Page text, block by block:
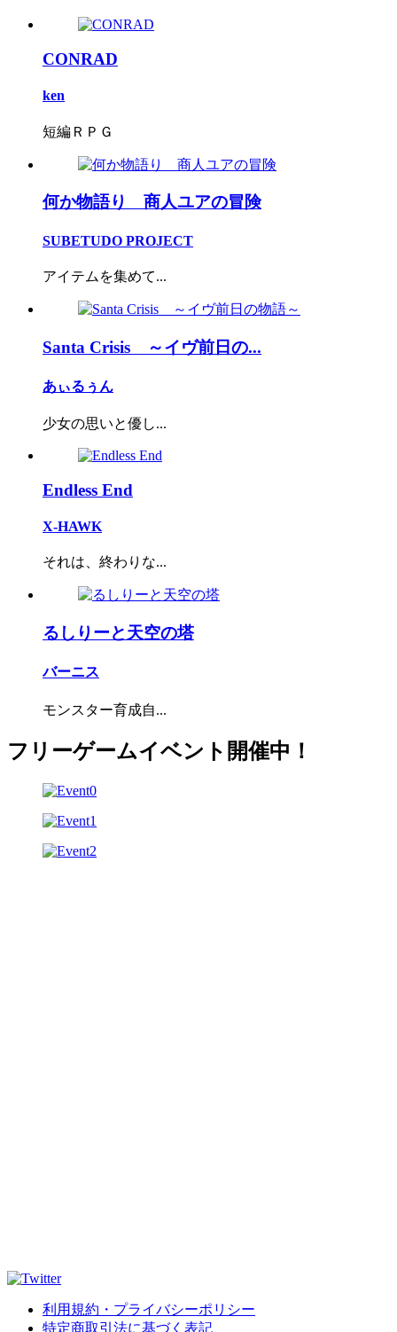
CONRAD
ken
短編ＲＰＧ
何か物語り 商人ユアの冒険
SUBETUDO PROJECT
アイテムを集めて...
Santa Crisis ～イヴ前日の...
あぃるぅん
少女の思いと優し...
Endless End
X-HAWK
それは、終わりな...
るしりーと天空の塔
バーニス
モンスター育成自...
フリーゲームイベント開催中！
利用規約・プライバシーポリシー
特定商取引法に基づく表記